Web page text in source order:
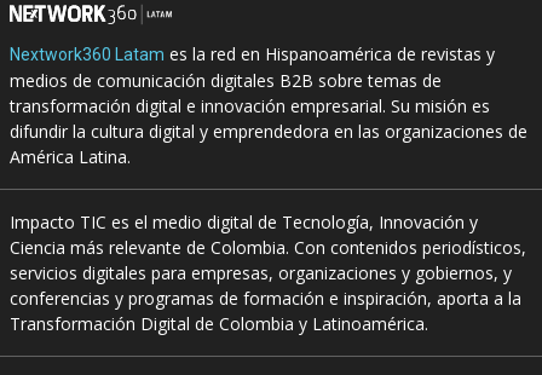
Nextwork360 Latam es la red en Hispanoamérica de revistas y
medios de comunicación digitales B2B sobre temas de
transformación digital e innovación empresarial. Su misión es
difundir la cultura digital y emprendedora en las organizaciones de
América Latina.
Impacto TIC es el medio digital de Tecnología, Innovación y
Ciencia más relevante de Colombia. Con contenidos periodísticos,
servicios digitales para empresas, organizaciones y gobiernos, y
conferencias y programas de formación e inspiración, aporta a la
Transformación Digital de Colombia y Latinoamérica.